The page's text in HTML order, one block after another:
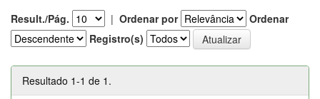
Result./Pág. | Ordenar por
Ordenar
Registro(s)
Resultado 1-1 de 1.